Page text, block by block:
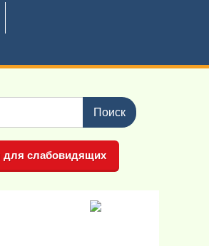
для слабовидящих